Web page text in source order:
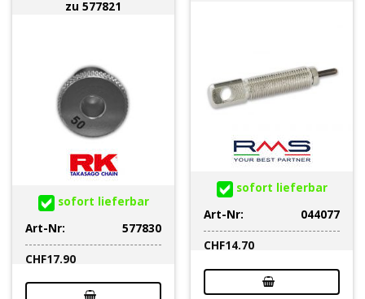
zu 577821
sofort lieferbar
Art-Nr:
577830
CHF17.90
sofort lieferbar
Art-Nr:
044077
CHF14.70